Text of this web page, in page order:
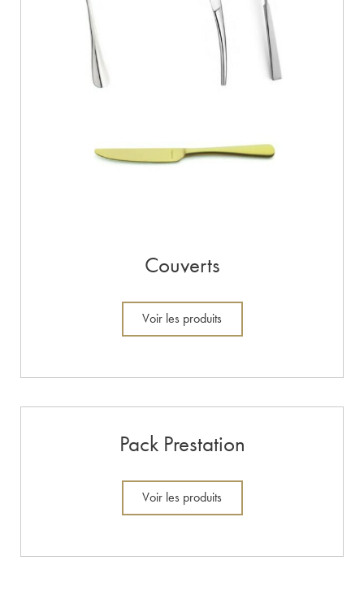
Couverts
Voir les produits
Pack Prestation
Voir les produits